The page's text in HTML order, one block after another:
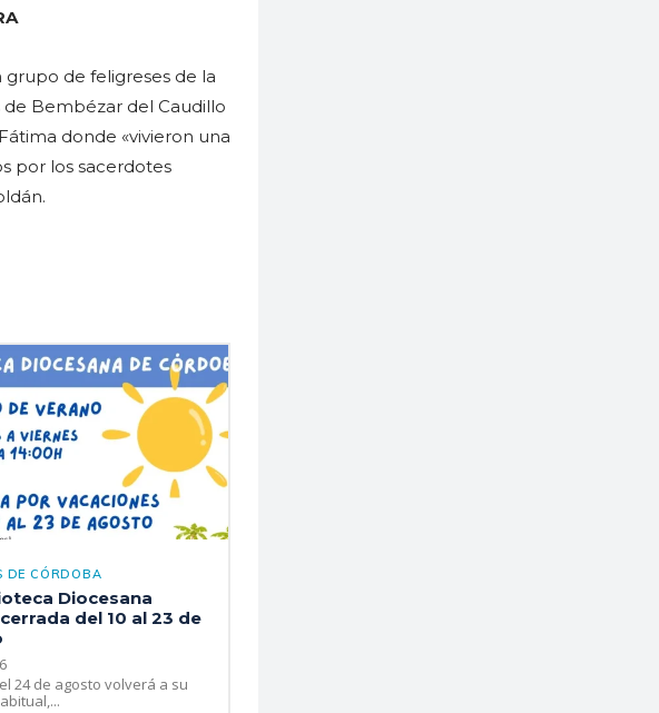
grupo de feligreses de la
de Bembézar del Caudillo
donde «vivieron una
por los sacerdotes
DE CÓRDOBA
Diocesana
del 10 al 23 de
24 de agosto volverá a su